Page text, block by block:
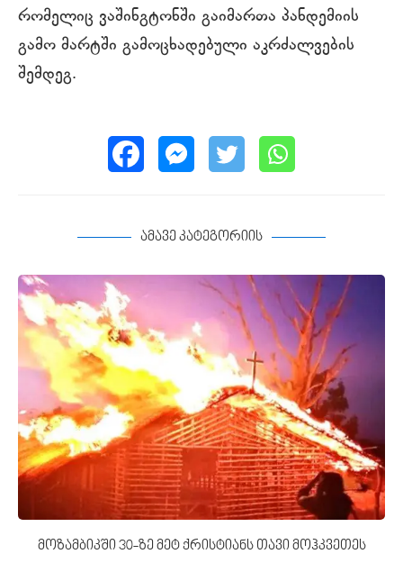
რომელიც ვაშინგტონში გაიმართა პანდემიის
გამო მარტში გამოცხადებული აკრძალვების
შემდეგ.
ამავე კატეგორიის
მოზამბიკში 30-ზე მეტ ქრისტიანს თავი მოჰკვეთეს